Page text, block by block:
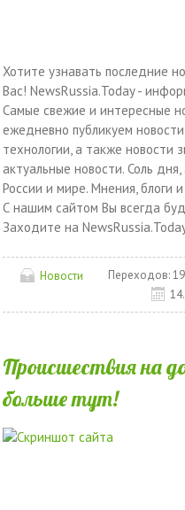
Хотите узнавать последние
Вас! NewsRussia.Today -
Самые свежие и интересные
ежедневно публикуем
технологии, а также новости
актуальные новости. Соль
России и мире. Мнения, блоги
С нашим сайтом Вы всегда
Заходите на
Новости Переходов:
Происшествия на
больше тут!